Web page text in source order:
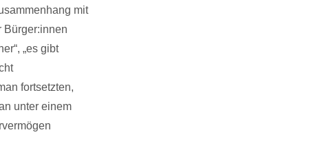
mit
Bürger:innen
„es gibt
fortsetzten,
unter einem